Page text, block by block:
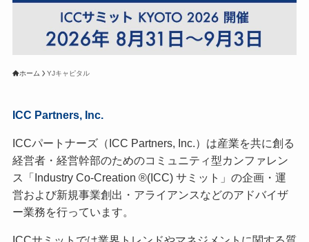
ホーム YJキャピタル
ICC Partners, Inc.
ICCパートナーズ（ICC Partners, Inc.）は産業を共に創る
経営者・経営幹部のためのコミュニティ型カンファレン
ス「Industry Co-Creation ®(ICC) サミット」の企画・運
営および新規事業創出・アライアンスなどのアドバイザ
ー業務を行っています。